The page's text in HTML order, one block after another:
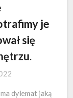
je
się
dylemat jaką